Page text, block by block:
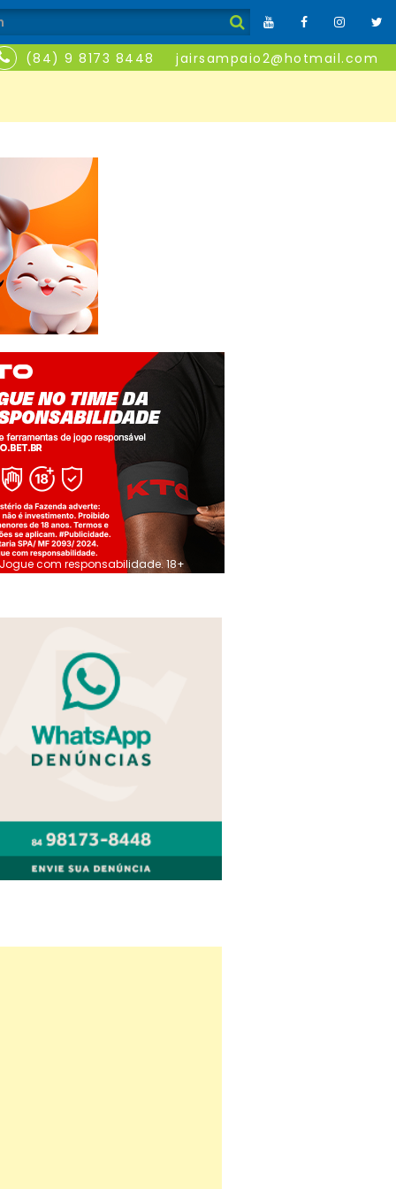
(84) 9 8173 8448 jairsampaio2@hotmail.com
Jogue com responsabilidade. 18+